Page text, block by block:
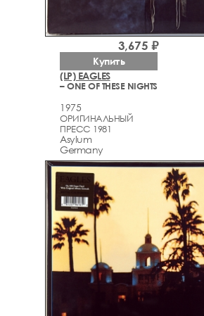
(LP) EAGLES
– ONE OF THESE NIGHTS
1975
ОРИГИНАЛЬНЫЙ
ПРЕСС 1981
Asylum
Germany
3,675 ₽
Купить